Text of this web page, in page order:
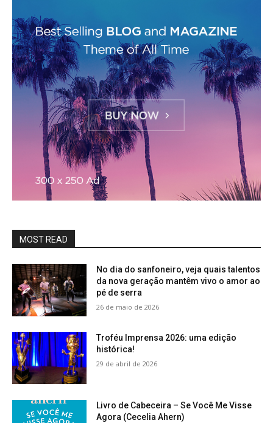
MOST READ
No dia do sanfoneiro, veja quais talentos
da nova geração mantêm vivo o amor ao
pé de serra
26 de maio de 2026
Troféu Imprensa 2026: uma edição
histórica!
29 de abril de 2026
Livro de Cabeceira – Se Você Me Visse
Agora (Cecelia Ahern)